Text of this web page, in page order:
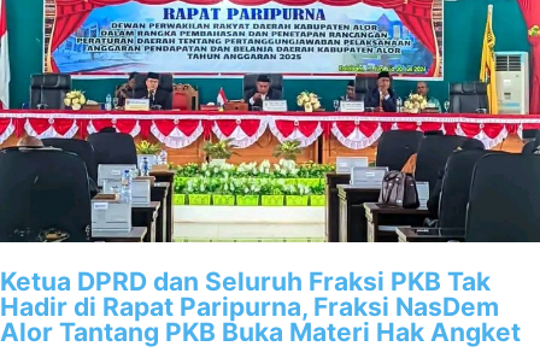
Ketua DPRD dan Seluruh Fraksi PKB Tak
Hadir di Rapat Paripurna, Fraksi NasDem
Alor Tantang PKB Buka Materi Hak Angket